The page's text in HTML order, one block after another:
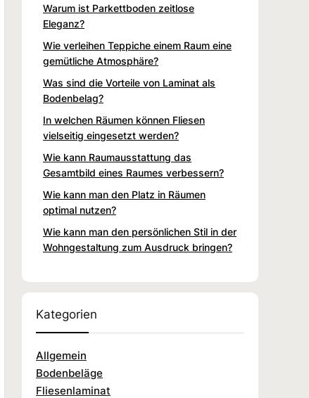
Warum ist Parkettboden zeitlose
Eleganz?
Wie verleihen Teppiche einem Raum eine
gemütliche Atmosphäre?
Was sind die Vorteile von Laminat als
Bodenbelag?
In welchen Räumen können Fliesen
vielseitig eingesetzt werden?
Wie kann Raumausstattung das
Gesamtbild eines Raumes verbessern?
Wie kann man den Platz in Räumen
optimal nutzen?
Wie kann man den persönlichen Stil in der
Wohngestaltung zum Ausdruck bringen?
Kategorien
Allgemein
Bodenbeläge
Fliesenlaminat